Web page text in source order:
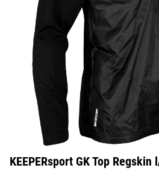
KEEPERsport GK Top Regskin